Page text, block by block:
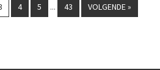
4 5 ... 43 VOLGENDE »